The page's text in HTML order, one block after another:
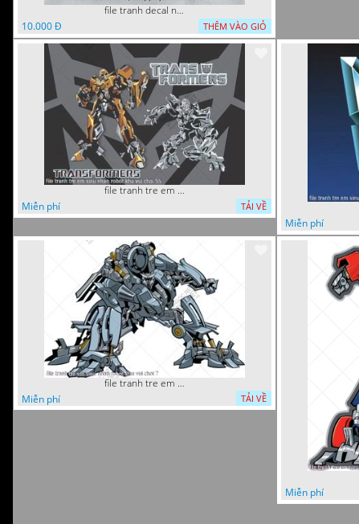
file tranh decal noel huou nai cay thong giang sinh 28112024 h
10.000 Đ
THÊM VÀO GIỎ
file tranh tre em sieu nhan robot khu vui choi 55
Miễn phí
TẢI VỀ
Miễn phí
file tranh tre em sieu nhan robot khu vui choi 7
Miễn phí
TẢI VỀ
Miễn phí